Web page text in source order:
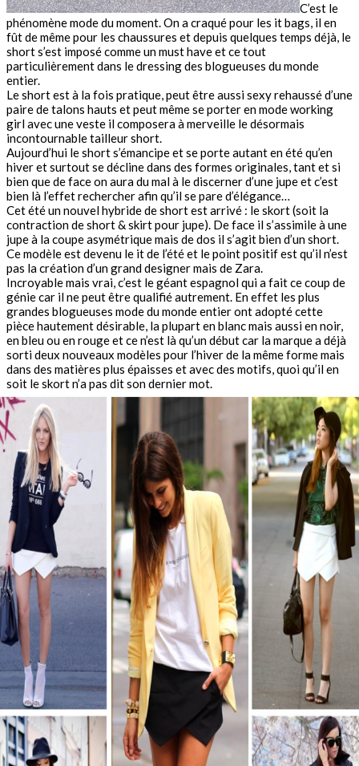
C’est le
phénomène mode du moment. On a craqué pour les it bags, il en
fût de même pour les chaussures et depuis quelques temps déjà, le
short s’est imposé comme un must have et ce tout
particulièrement dans le dressing des blogueuses du monde
entier.
Le short est à la fois pratique, peut être aussi sexy rehaussé d’une
paire de talons hauts et peut même se porter en mode working
girl avec une veste il composera à merveille le désormais
incontournable tailleur short.
Aujourd’hui le short s’émancipe et se porte autant en été qu’en
hiver et surtout se décline dans des formes originales, tant et si
bien que de face on aura du mal à le discerner d’une jupe et c’est
bien là l’effet rechercher afin qu’il se pare d’élégance…
Cet été un nouvel hybride de short est arrivé : le skort (soit la
contraction de short & skirt pour jupe). De face il s’assimile à une
jupe à la coupe asymétrique mais de dos il s’agit bien d’un short.
Ce modèle est devenu le it de l’été et le point positif est qu’il n’est
pas la création d’un grand designer mais de Zara.
Incroyable mais vrai, c’est le géant espagnol qui a fait ce coup de
génie car il ne peut être qualifié autrement. En effet les plus
grandes blogueuses mode du monde entier ont adopté cette
pièce hautement désirable, la plupart en blanc mais aussi en noir,
en bleu ou en rouge et ce n’est là qu’un début car la marque a déjà
sorti deux nouveaux modèles pour l’hiver de la même forme mais
dans des matières plus épaisses et avec des motifs, quoi qu’il en
soit le skort n’a pas dit son dernier mot.